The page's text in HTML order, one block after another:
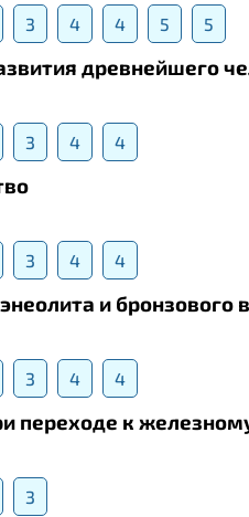
3 4 4 5 5
древнейшего
3 4 4
3 4 4
и бронзового
3 4 4
переходе к
3